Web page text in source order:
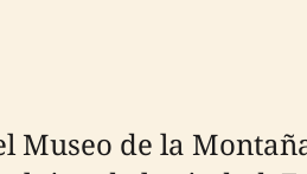
Museo de la